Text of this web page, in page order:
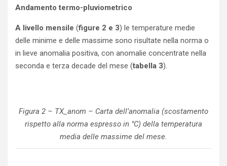
Andamento termo-pluviometrico
A livello mensile (figure 2 e 3) le temperature medie
delle minime e delle massime sono risultate nella norma o
in lieve anomalia positiva, con anomalie concentrate nella
seconda e terza decade del mese (tabella 3).
Figura 2 – TX_anom – Carta dell’anomalia (scostamento
rispetto alla norma espresso in °C) della temperatura
media delle massime del mese.